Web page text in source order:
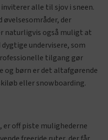
alle til sjov i sneen.
øvelsesområder, der
naturligvis også muligt at
undervisere, som
tilgang gør
og børn er det altafgørende
eller snowboarding.
er off piste mulighederne